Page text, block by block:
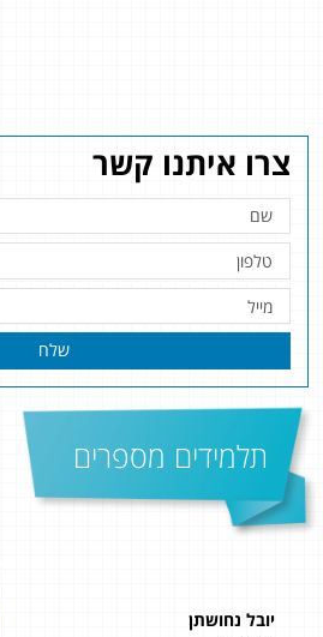
צרו איתנו קשר
שלח
תלמידים מספרים
נעם